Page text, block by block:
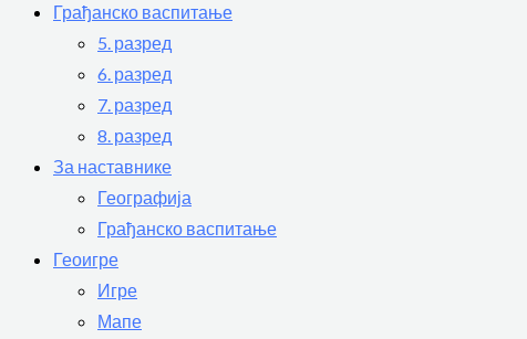
Грађанско васпитање
5. разред
6. разред
7. разред
8. разред
За наставнике
Географија
Грађанско васпитање
Геоигре
Игре
Мапе